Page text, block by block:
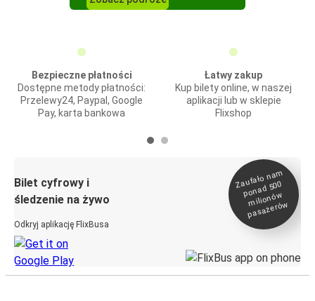
Bezpieczne płatności
Dostępne metody płatności:
Przelewy24, Paypal, Google
Pay, karta bankowa
Łatwy zakup
Kup bilety online, w naszej
aplikacji lub w sklepie
Flixshop
Bilet cyfrowy i
śledzenie na żywo
Odkryj aplikację FlixBusa
Zaufało na
m
ponad 500
milionó
w
pasażeró
w